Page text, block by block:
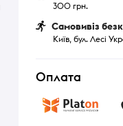
300 грн.
Самовивіз
Київ, бул. Лесі
Оплата